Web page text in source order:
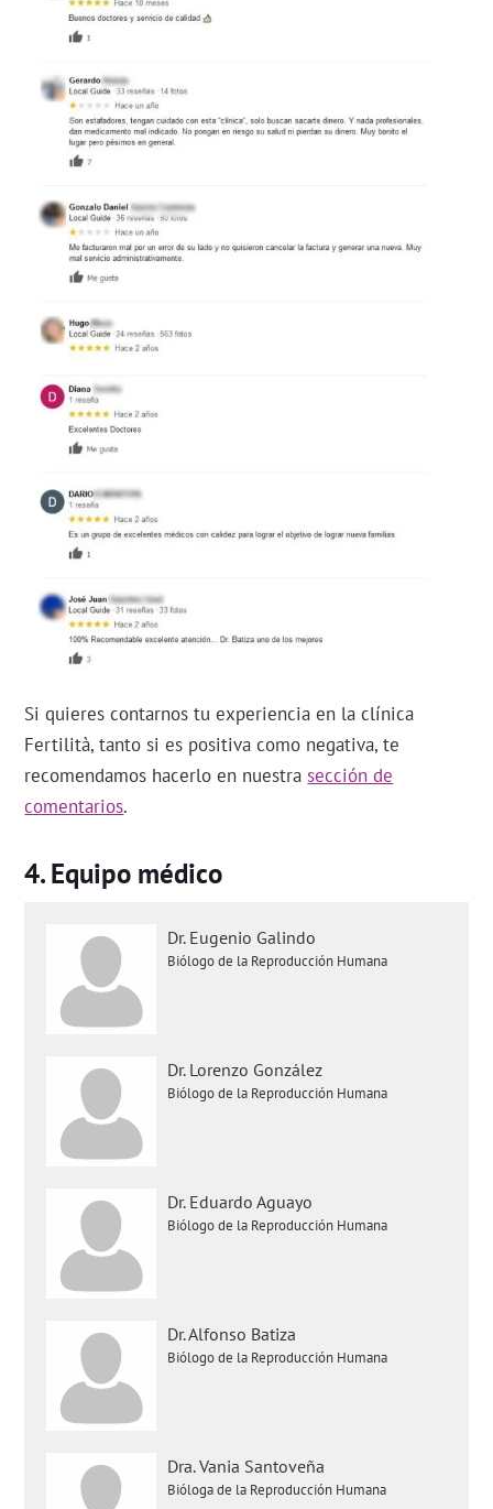
Si quieres contarnos tu experiencia en la clínica
Fertilità, tanto si es positiva como negativa, te
recomendamos hacerlo en nuestrasección de
comentarios.
Equipo médico
Dr. Eugenio Galindo
Biólogo de la Reproducción Humana
Dr. Lorenzo González
Biólogo de la Reproducción Humana
Dr. Eduardo Aguayo
Biólogo de la Reproducción Humana
Dr. Alfonso Batiza
Biólogo de la Reproducción Humana
Dra. Vania Santoveña
Bióloga de la Reproducción Humana